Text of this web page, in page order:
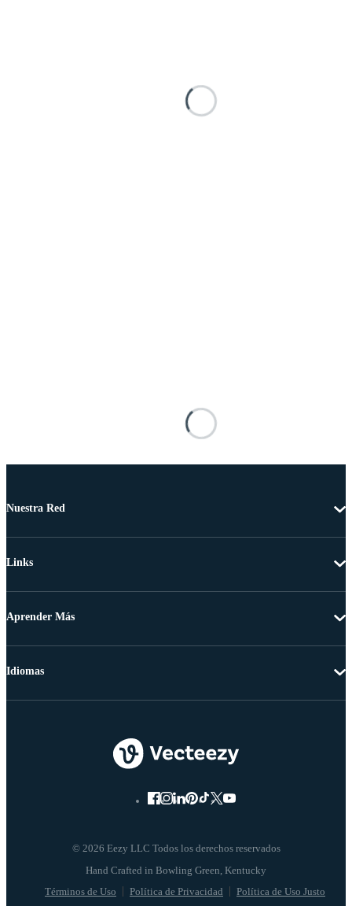
Nuestra Red
Links
Aprender Más
© 2026 Eezy LLC Todos los derechos reservados
Términos de Uso Política de Privacidad Política de Uso Justo
Idiomas